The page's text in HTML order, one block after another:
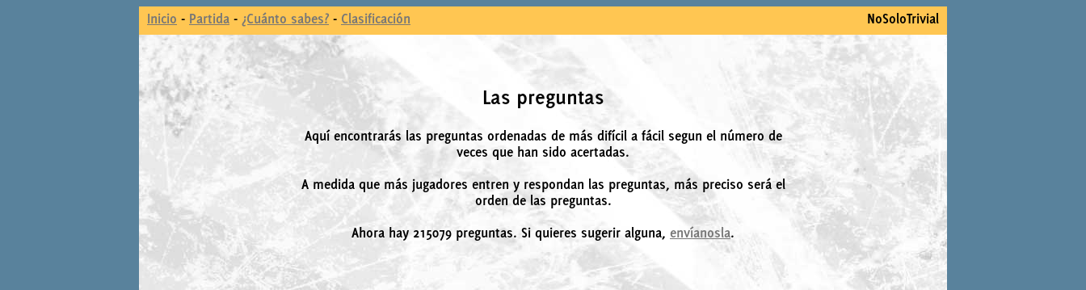
Inicio - Partida - ¿Cuánto sabes? - Clasificación NoSoloTrivial
Las preguntas
Aquí encontrarás las preguntas ordenadas de más difícil a fácil segun el número de
veces que han sido acertadas.
A medida que más jugadores entren y respondan las preguntas, más preciso será el
orden de las preguntas.
Ahora hay 215079 preguntas. Si quieres sugerir alguna, envíanosla.